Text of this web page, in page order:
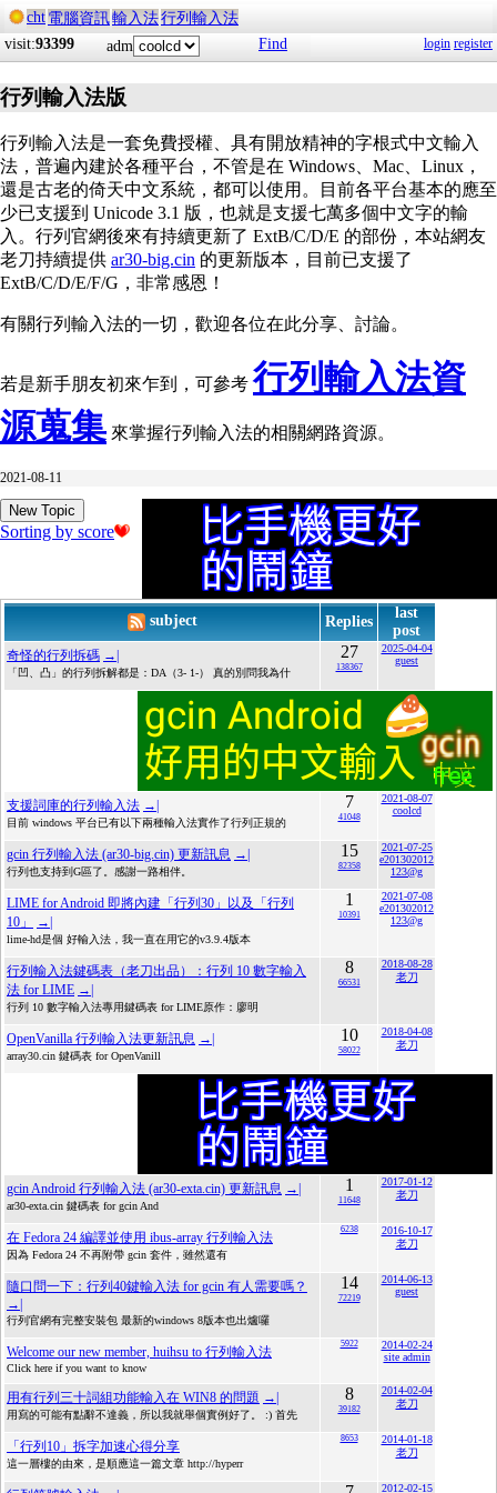
cht 電腦資訊輸入法行列輸入法
visit:93399 adm Find login register
行列輸入法版
行列輸入法是一套免費授權、具有開放精神的字根式中文輸入
法，普遍內建於各種平台，不管是在 Windows、Mac、Linux，
還是古老的倚天中文系統，都可以使用。目前各平台基本的應至
少已支援到 Unicode 3.1 版，也就是支援七萬多個中文字的輸
入。行列官網後來有持續更新了 ExtB/C/D/E 的部份，本站網友
老刀持續提供 ar30-big.cin 的更新版本，目前已支援了
ExtB/C/D/E/F/G，非常感恩！
有關行列輸入法的一切，歡迎各位在此分享、討論。
若是新手朋友初來乍到，可參考 行列輸入法資
源蒐集 來掌握行列輸入法的相關網路資源。
2021-08-11
New Topic
Sorting by score
subject Replies
last
post
奇怪的行列拆碼 →|
「凹、凸」的行列拆解都是：DA（3- 1-） 真的別問我為什
27
138367
2025-04-04
guest
支援詞庫的行列輸入法 →|
目前 windows 平台已有以下兩種輸入法實作了行列正規的
7
41048
2021-08-07
coolcd
gcin 行列輸入法 (ar30-big.cin) 更新訊息 →|
行列也支持到G區了。感謝一路相伴。
15
82358
2021-07-25
e201302012
123@g
LIME for Android 即將內建「行列30」以及「行列
10」
→|
lime-hd是個 好輸入法，我一直在用它的v3.9.4版本
1
10391
2021-07-08
e201302012
123@g
行列輸入法鍵碼表（老刀出品）：行列 10 數字輸入
法 for LIME →|
行列 10 數字輸入法專用鍵碼表 for LIME原作：廖明
8
66531
2018-08-28
老刀
OpenVanilla 行列輸入法更新訊息 →|
array30.cin 鍵碼表 for OpenVanill
10
58022
2018-04-08
老刀
gcin Android 行列輸入法 (ar30-exta.cin) 更新訊息 →|
ar30-exta.cin 鍵碼表 for gcin And
1
11648
2017-01-12
老刀
在 Fedora 24 編譯並使用 ibus-array 行列輸入法
因為 Fedora 24 不再附帶 gcin 套件，雖然還有
6238
2016-10-17
老刀
隨口問一下：行列40鍵輸入法 for gcin 有人需要嗎？
→|
行列官網有完整安裝包 最新的windows 8版本也出爐囉
14
72219
2014-06-13
guest
Welcome our new member, huihsu to 行列輸入法
Click here if you want to know
5922
2014-02-24
site admin
用有行列三十詞組功能輸入在 WIN8 的問題 →|
用寫的可能有點辭不達義，所以我就舉個實例好了。 :) 首先
8
39182
2014-02-04
老刀
「行列10」拆字加速心得分享
這一層樓的由來，是順應這一篇文章 http://hyperr
8653
2014-01-18
老刀
2012-02-15